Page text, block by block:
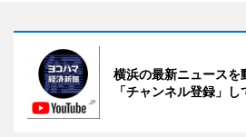
横浜の最新ニュースを
「チャンネル登録」